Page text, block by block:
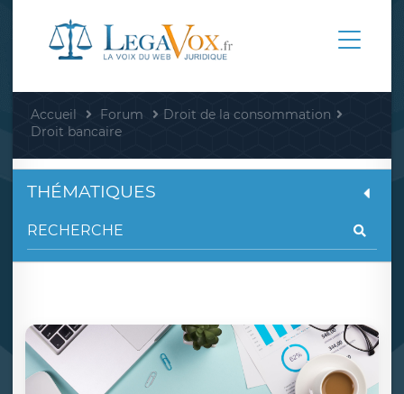
Accueil Forum
Droit de la consommation
Droit bancaire
THÉMATIQUES